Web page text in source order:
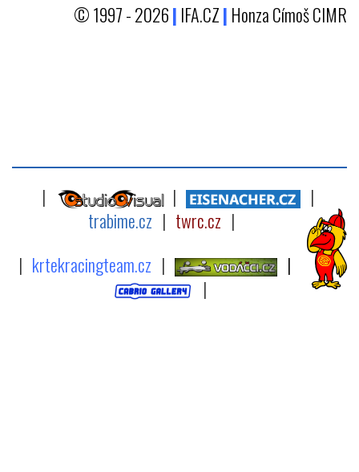
© 1997 - 2026| IFA.CZ| Honza Címoš CIMR
| |
|
trabime.cz | twrc.cz |
| krtekracingteam.cz |
|
|